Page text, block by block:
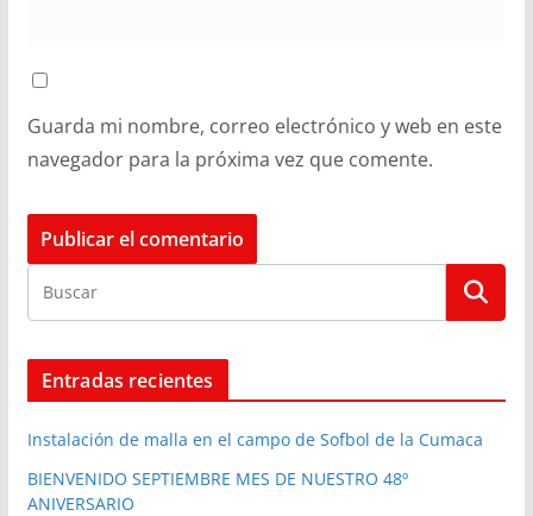
Guarda mi nombre, correo electrónico y web en este
navegador para la próxima vez que comente.
Entradas recientes
Instalación de malla en el campo de Sofbol de la Cumaca
BIENVENIDO SEPTIEMBRE MES DE NUESTRO 48º
ANIVERSARIO